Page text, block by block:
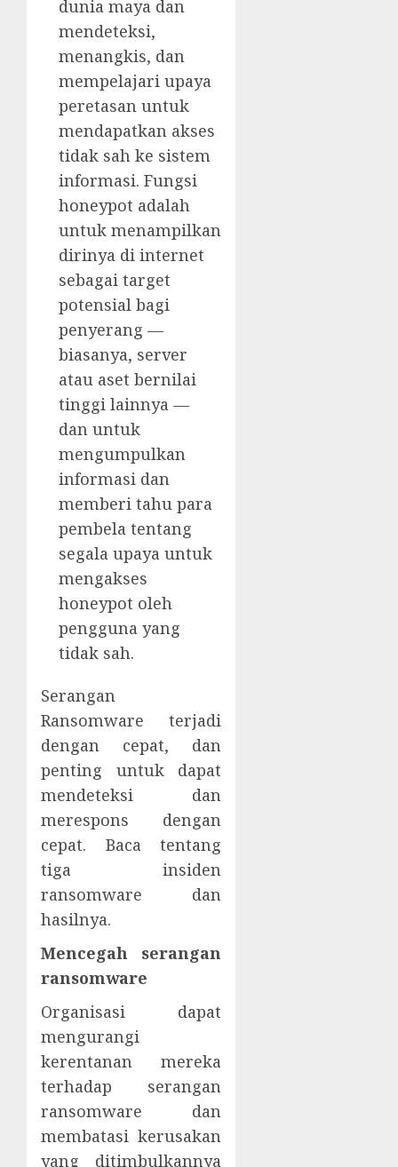
dunia maya dan
mendeteksi,
menangkis, dan
mempelajari upaya
peretasan untuk
mendapatkan akses
tidak sah ke sistem
informasi. Fungsi
honeypot adalah
untuk menampilkan
dirinya di internet
sebagai target
potensial bagi
penyerang —
biasanya, server
atau aset bernilai
tinggi lainnya —
dan untuk
mengumpulkan
informasi dan
memberi tahu para
pembela tentang
segala upaya untuk
mengakses
honeypot oleh
pengguna yang
tidak sah.
Serangan
Ransomware terjadi
dengan cepat, dan
penting untuk dapat
mendeteksi dan
merespons dengan
cepat. Baca tentang
tiga insiden
ransomware dan
hasilnya.
Mencegah serangan
ransomware
Organisasi dapat
mengurangi
kerentanan mereka
terhadap serangan
ransomware dan
membatasi kerusakan
yang ditimbulkannya